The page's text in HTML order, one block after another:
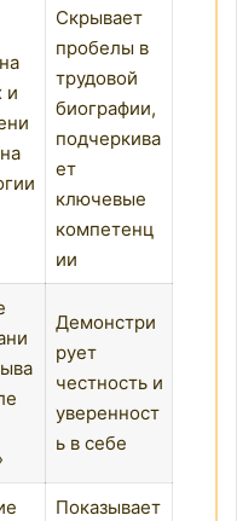
и
Скрывает
пробелы в
трудовой
биографии,
подчеркива
ет
ключевые
компетенц
ии
Демонстри
рует
честность и
уверенност
ь в себе
Показывает